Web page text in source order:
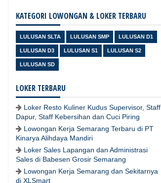
KATEGORI LOWONGAN & LOKER TERBARU
LULUSAN SLTA LULUSAN SMP LULUSAN D1
LULUSAN D3 LULUSAN S1 LULUSAN S2
LULUSAN SD
LOKER TERBARU
Loker Resto Kuliner Kudus Supervisor, Staff
Dapur, Staff Kebersihan dan Cuci Piring
Lowongan Kerja Semarang Terbaru di PT
Kinarya Alihdaya Mandiri
Loker Sales Lapangan dan Administrasi
Sales di Babesen Grosir Semarang
Lowongan Kerja Semarang dan Sekitarnya
di XLSmart